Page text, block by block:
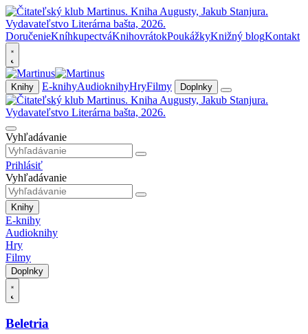
DoručenieKníhkupectváKnihovrátokPoukážkyKnižný blogKontakt
Knihy E-knihyAudioknihyHryFilmy Doplnky
Vyhľadávanie
Prihlásiť
Vyhľadávanie
Knihy
E-knihy
Audioknihy
Hry
Filmy
Doplnky
Beletria